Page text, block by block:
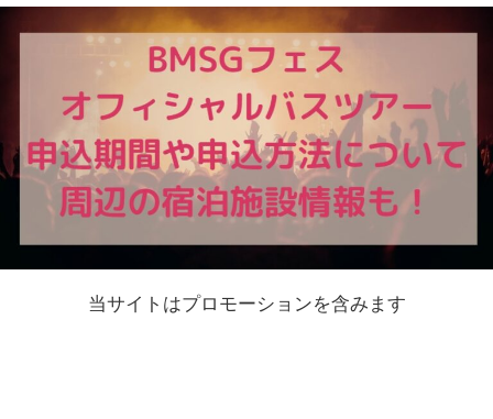
当サイトはプロモーションを含みます